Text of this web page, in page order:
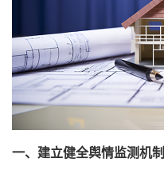
一、建立健全舆情监测机制